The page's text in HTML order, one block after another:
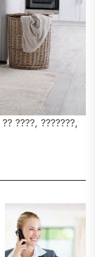
????, ???????,